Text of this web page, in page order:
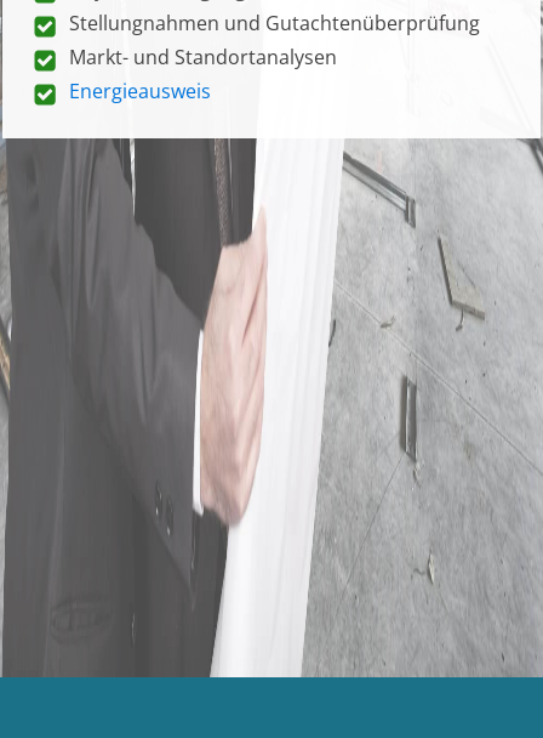
Stellungnahmen und Gutachtenüberprüfung
Markt- und Standortanalysen
Energieausweis